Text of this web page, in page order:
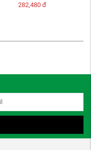
282,480 đ